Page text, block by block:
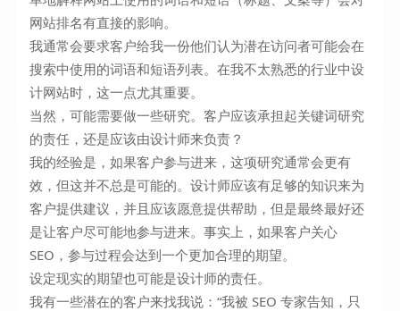
网站排名有直接的影响。
我通常会要求客户给我一份他们认为潜在访问者可能会在
搜索中使用的词语和短语列表。在我不太熟悉的行业中设
计网站时，这一点尤其重要。
当然，可能需要做一些研究。客户应该承担起关键词研究
的责任，还是应该由设计师来负责？
我的经验是，如果客户参与进来，这项研究通常会更有
效，但这并不总是可能的。设计师应该有足够的知识来为
客户提供建议，并且应该愿意提供帮助，但是最终最好还
是让客户尽可能地参与进来。事实上，如果客户关心
SEO，参与过程会达到一个更加合理的期望。
设定现实的期望也可能是设计师的责任。
我有一些潜在的客户来找我说：“我被 SEO 专家告知，只